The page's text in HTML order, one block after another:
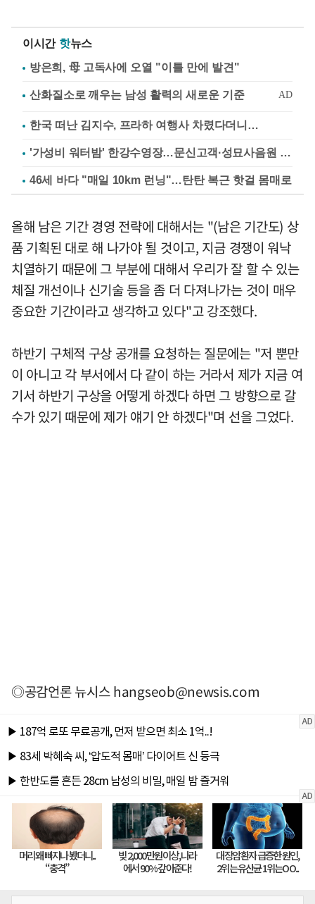
이시간 핫뉴스
방은희, 母 고독사에 오열 "이틀 만에 발견"
한국 떠난 김지수, 프라하 여행사 차렸다더니…
'가성비 워터밤' 한강수영장…문신고객·성묘사음원 민원
46세 바다 "매일 10km 런닝"…탄탄 복근 핫걸 몸매로
올해 남은 기간 경영 전략에 대해서는 "(남은 기간도) 상
품 기획된 대로 해 나가야 될 것이고, 지금 경쟁이 워낙
치열하기 때문에 그 부분에 대해서 우리가 잘 할 수 있는
체질 개선이나 신기술 등을 좀 더 다져나가는 것이 매우
중요한 기간이라고 생각하고 있다"고 강조했다.
하반기 구체적 구상 공개를 요청하는 질문에는 "저 뿐만
이 아니고 각 부서에서 다 같이 하는 거라서 제가 지금 여
기서 하반기 구상을 어떻게 하겠다 하면 그 방향으로 갈
수가 있기 때문에 제가 얘기 안 하겠다"며 선을 그었다.
◎공감언론 뉴시스hangseob@newsis.com